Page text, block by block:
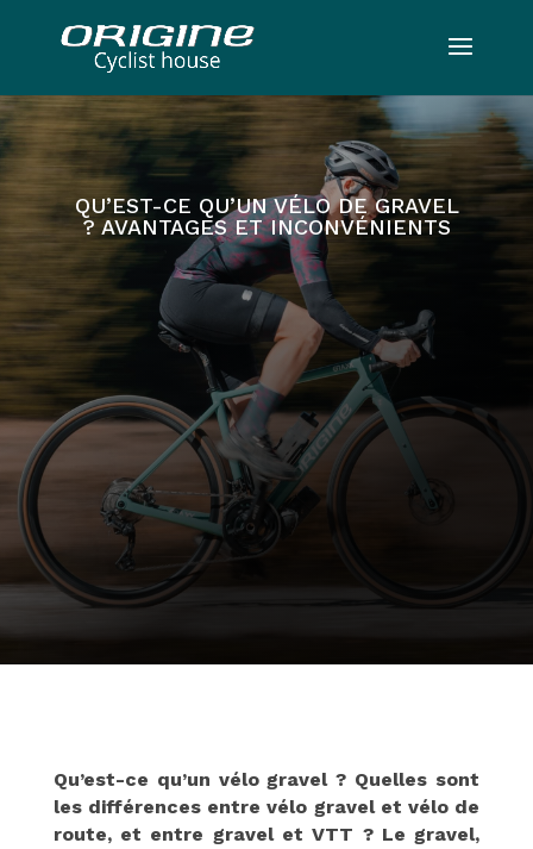
QU’EST-CE QU’UN VÉLO DE GRAVEL
? AVANTAGES ET INCONVÉNIENTS
Qu’est-ce qu’un vélo gravel ? Quelles sont
les différences entre vélo gravel et vélo de
route, et entre gravel et VTT ? Le gravel,